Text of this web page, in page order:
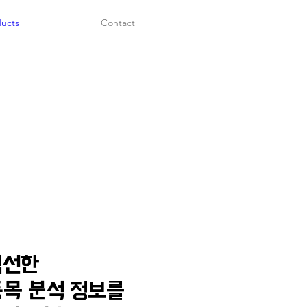
Contact
한
분석 정보를